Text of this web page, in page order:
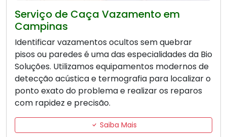
Serviço de Caça Vazamento em
Campinas
Identificar vazamentos ocultos sem quebrar
pisos ou paredes é uma das especialidades da Bio
Soluções. Utilizamos equipamentos modernos de
detecção acústica e termografia para localizar o
ponto exato do problema e realizar os reparos
com rapidez e precisão.
Saiba Mais